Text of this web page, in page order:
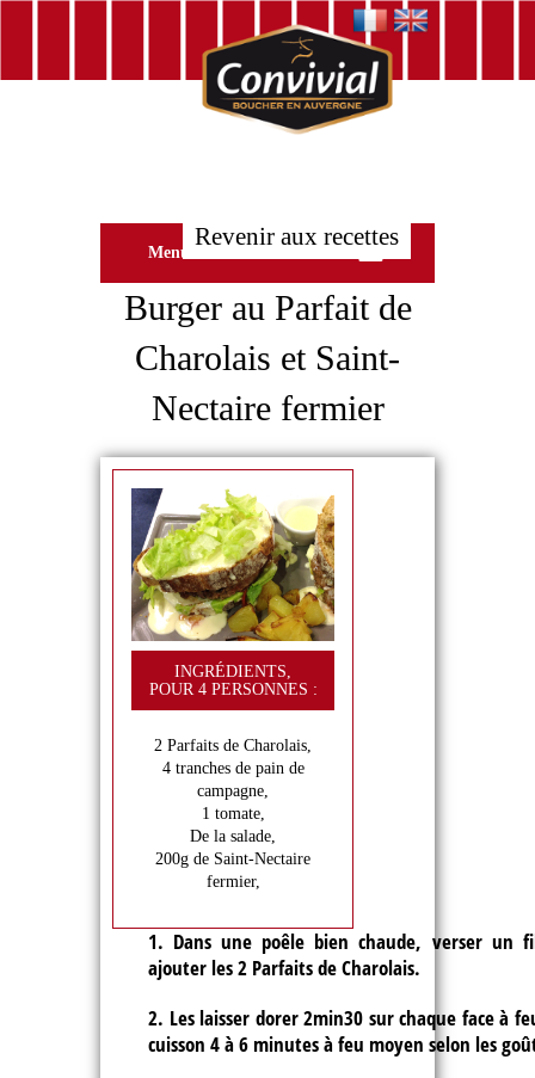
Menu
Revenir aux recettes
Burger au Parfait de
Charolais et Saint-
Nectaire fermier
INGRÉDIENTS,
POUR 4 PERSONNES :
2 Parfaits de Charolais,
4 tranches de pain de
campagne,
1 tomate,
De la salade,
200g de Saint-Nectaire
fermier,
1. Dans une poêle bien chaude, verser un
ajouter les 2 Parfaits de Charolais.
2. Les laisser dorer 2min30 sur chaque face à
cuisson 4 à 6 minutes à feu moyen selon les